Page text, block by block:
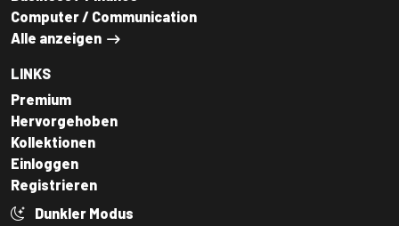
Computer / Communication
Alle anzeigen
LINKS
Premium
Hervorgehoben
Kollektionen
Einloggen
Registrieren
Dunkler Modus